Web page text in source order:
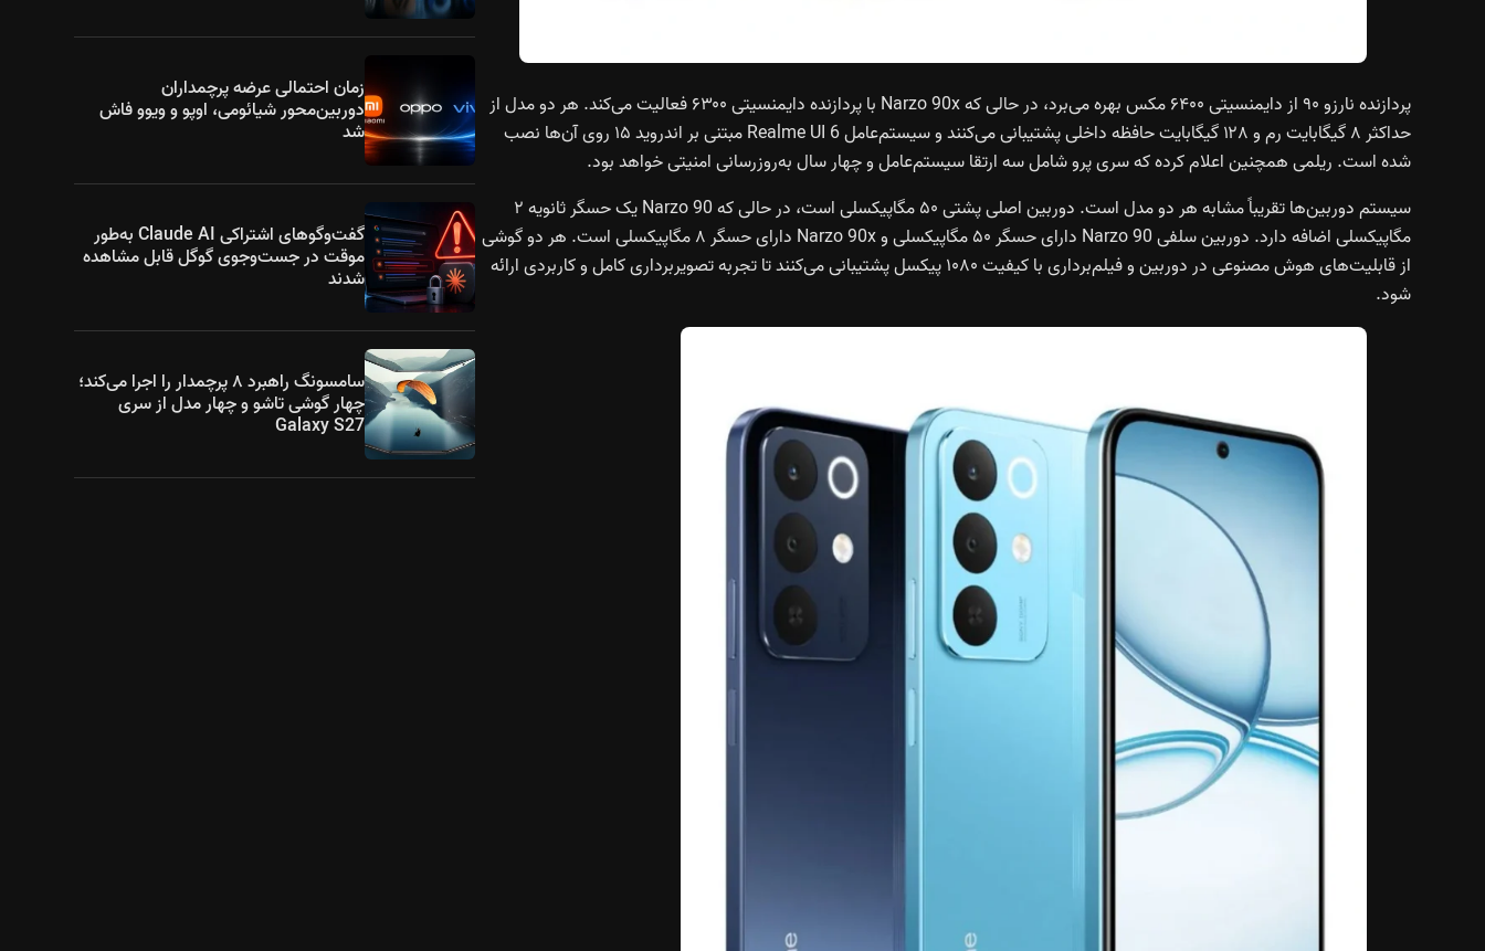
پردازنده نارزو ۹۰ از دایمنسیتی ۶۴۰۰ مکس بهره می‌برد، در حالی که Narzo 90x با پردازنده دایمنسیتی ۶۳۰۰ فعالیت می‌کند. هر دو مدل از
حداکثر ۸ گیگابایت رم و ۱۲۸ گیگابایت حافظه داخلی پشتیبانی می‌کنند و سیستم‌عامل Realme UI 6 مبتنی بر اندروید ۱۵ روی آن‌ها نصب
شده است. ریلمی همچنین اعلام کرده که سری پرو شامل سه ارتقا سیستم‌عامل و چهار سال به‌روزرسانی امنیتی خواهد بود.
سیستم دوربین‌ها تقریباً مشابه هر دو مدل است. دوربین اصلی پشتی ۵۰ مگاپیکسلی است، در حالی که Narzo 90 یک حسگر ثانویه ۲
مگاپیکسلی اضافه دارد. دوربین سلفی Narzo 90 دارای حسگر ۵۰ مگاپیکسلی و Narzo 90x دارای حسگر ۸ مگاپیکسلی است. هر دو گوشی
از قابلیت‌های هوش مصنوعی در دوربین و فیلم‌برداری با کیفیت ۱۰۸۰ پیکسل پشتیبانی می‌کنند تا تجربه تصویربرداری کامل و کاربردی ارائه
شود.
زمان احتمالی عرضه پرچمداران
دوربین‌محور شیائومی، اوپو و ویوو فاش
شد
گفت‌وگوهای اشتراکی Claude AI به‌طور
موقت در جست‌وجوی گوگل قابل مشاهده
شدند
سامسونگ راهبرد ۸ پرچمدار را اجرا می‌کند؛
چهار گوشی تاشو و چهار مدل از سری
Galaxy S27